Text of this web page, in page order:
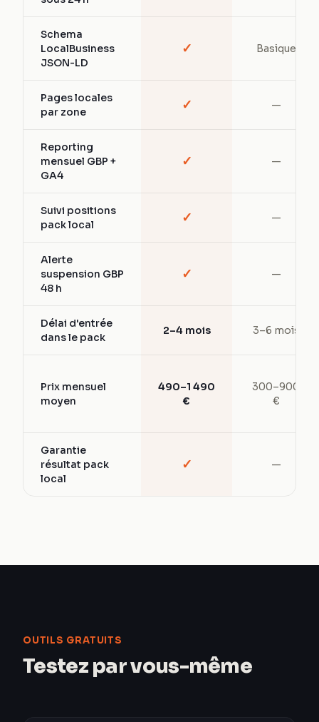
Schema
LocalBusiness
JSON-LD
✓ Basique
Pages locales
par zone
✓ —
Reporting
mensuel GBP +
GA4
✓ —
Suivi positions
pack local
✓ —
Alerte
suspension GBP
48 h
✓ —
Délai d'entrée
dans le pack
2–4 mois 3–6 mois
Prix mensuel
moyen
490–1 490
€
300–900
€
Garantie
résultat pack
local
✓ —
OUTILS GRATUITS
Testez par vous-même